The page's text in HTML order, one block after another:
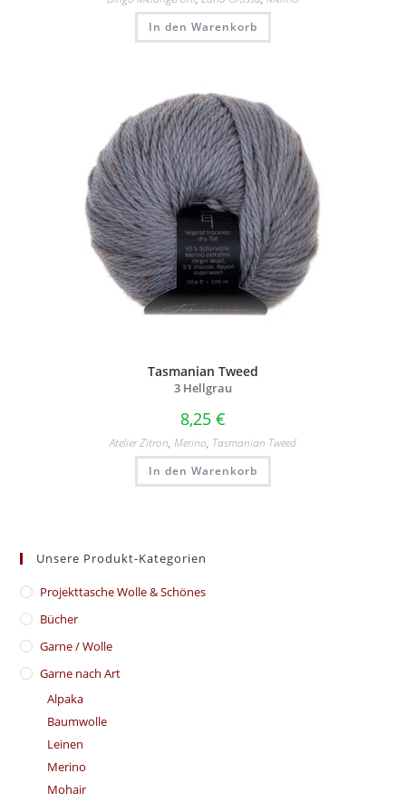
In den Warenkorb
Tasmanian Tweed
3 Hellgrau
8,25 €
Atelier Zitron, Merino, Tasmanian Tweed
In den Warenkorb
Unsere Produkt-Kategorien
​Projekttasche Wolle & Schönes
Bücher
Garne / Wolle
Garne nach Art
Alpaka
Baumwolle
Leinen
Merino
Mohair